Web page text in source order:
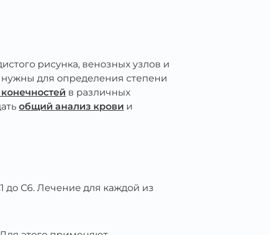
рисунка, венозных узлов и
для определения степени
в различных
общий анализ крови и
до С6. Лечение для каждой из